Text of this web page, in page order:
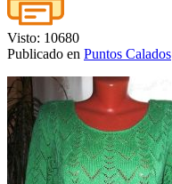
Visto: 10680
Publicado en Puntos Calados